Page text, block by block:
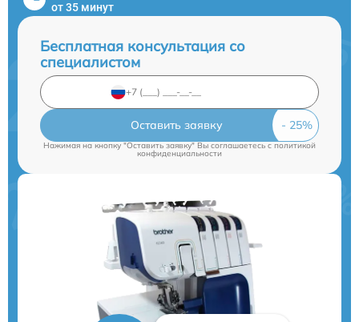
от 35 минут
Бесплатная консультация со
специалистом
Оставить заявку
Нажимая на кнопку "Оставить заявку" Вы соглашаетесь cполитикой
конфиденциальности